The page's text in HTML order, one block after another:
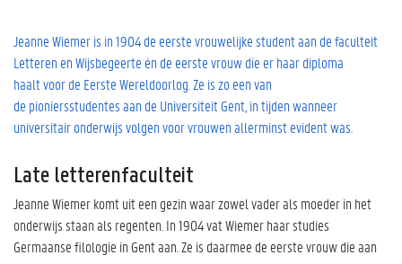
Jeanne Wiemer is in 1904 de eerste vrouwelijke student aan de faculteit
Letteren en Wijsbegeerte én de eerste vrouw die er haar diploma
haalt voor de Eerste Wereldoorlog. Ze is zo een van
de pioniersstudentes aan de Universiteit Gent, in tijden wanneer
universitair onderwijs volgen voor vrouwen allerminst evident was.
Late letterenfaculteit
Jeanne Wiemer komt uit een gezin waar zowel vader als moeder in het
onderwijs staan als regenten. In 1904 vat Wiemer haar studies
Germaanse filologie in Gent aan. Ze is daarmee de eerste vrouw die aan